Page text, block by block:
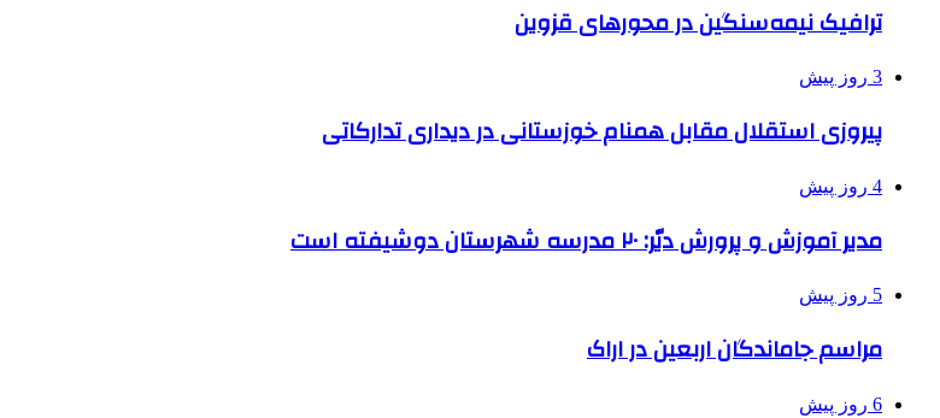
ترافیک نیمه‌سنگین در محورهای قزوین
3 روز پیش
پیروزی استقلال مقابل همنام خوزستانی در دیداری تدارکاتی
4 روز پیش
مدیر آموزش و پرورش دیّر: ۲۰ مدرسه شهرستان دوشیفته است
5 روز پیش
مراسم جاماندگان اربعین در اراک
6 روز پیش